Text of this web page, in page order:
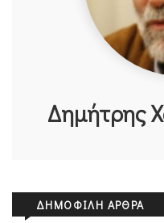
Δημήτρης
ΔΗΜΟΦΙΛΉ ΆΡΘΡΑ